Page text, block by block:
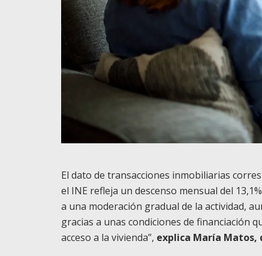
El dato de transacciones inmobiliarias
el INE refleja un descenso mensual del 13,1%
a una moderación gradual de la actividad,
gracias a unas condiciones de financiación
acceso a la vivienda”, explica María Matos,